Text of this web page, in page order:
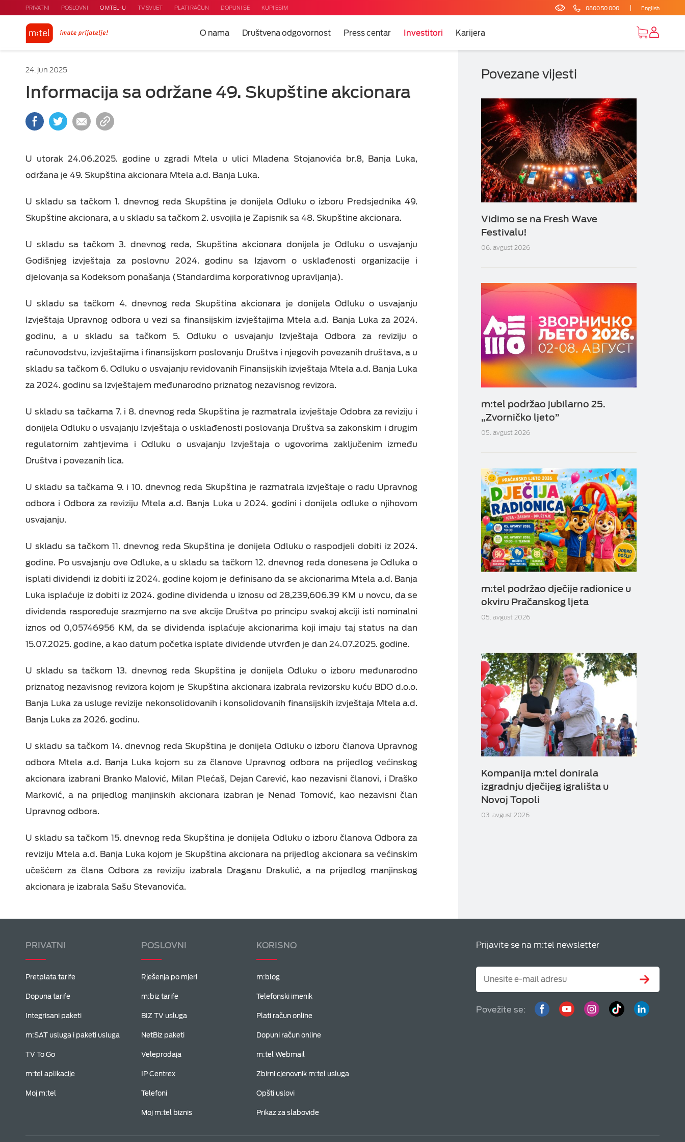
PRIVATNI POSLOVNI O MTEL-U TV SVIJET PLATI RAČUN DOPUNI SE KUPI ESIM 0800 50 000 English
O nama Društvena odgovornost Press centar Investitori Karijera
24. jun 2025
Infоrmаciја sа оdržаnе 49. Skupštine akcionara
U utorak 24.06.2025. godine u zgradi Mtela u ulici Mladena Stojanovića br.8, Banja Luka,
održana je 49. Skupština akcionara Mtela a.d. Banja Luka.
U skladu sa tačkom 1. dnevnog reda Skupština je donijela Odluku o izboru Predsjednika 49.
Skupštine akcionara, a u skladu sa tačkom 2. usvojila je Zapisnik sa 48. Skupštine akcionara.
U skladu sa tačkom 3. dnevnog reda, Skupština akcionara donijela je Odluku o usvajanju
Godišnjeg izvještaja za poslovnu 2024. godinu sa Izjavom o usklađenosti organizacije i
djelovanja sa Kodeksom ponašanja (Standardima korporativnog upravljanja).
U skladu sa tačkom 4. dnevnog reda Skupština akcionara je donijela Odluku o usvajanju
Izvještaja Upravnog odbora u vezi sa finansijskim izvještajima Mtela a.d. Banja Luka za 2024.
godinu, a u skladu sa tačkom 5. Odluku o usvajanju Izvještaja Odbora za reviziju o
računovodstvu, izvještajima i finansijskom poslovanju Društva i njegovih povezanih društava, a u
skladu sa tačkom 6. Odluku o usvajanju revidovanih Finansijskih izvještaja Mtela a.d. Banja Luka
za 2024. godinu sa Izvještajem međunarodno priznatog nezavisnog revizora.
U skladu sa tačkama 7. i 8. dnevnog reda Skupština je razmatrala izvještaje Odobra za reviziju i
donijela Odluku o usvajanju Izvještaja o usklađenosti poslovanja Društva sa zakonskim i drugim
regulatornim zahtjevima i Odluku o usvajanju Izvještaja o ugovorima zaključenim između
Društva i povezanih lica.
U skladu sa tačkama 9. i 10. dnevnog reda Skupština je razmatrala izvještaje o radu Upravnog
odbora i Odbora za reviziju Mtela a.d. Banja Luka u 2024. godini i donijela odluke o njihovom
usvajanju.
U skladu sa tačkom 11. dnevnog reda Skupština je donijela Odluku o raspodjeli dobiti iz 2024.
godine. Po usvajanju ove Odluke, a u skladu sa tačkom 12. dnevnog reda donesena je Odluka o
isplati dividendi iz dobiti iz 2024. godine kojom je definisano da se akcionarima Mtela a.d. Banja
Luka isplaćuje iz dobiti iz 2024. godine dividenda u iznosu od 28,239,606.39 KM u novcu, da se
dividenda raspoređuje srazmjerno na sve akcije Društva po principu svakoj akciji isti nominalni
iznos od 0,05746956 KM, da se dividenda isplaćuje akcionarima koji imaju taj status na dan
15.07.2025. godine, a kao datum početka isplate dividende utvrđen je dan 24.07.2025. godine.
U skladu sa tačkom 13. dnevnog reda Skupština je donijela Odluku o izboru međunarodno
priznatog nezavisnog revizora kojom je Skupština akcionara izabrala revizorsku kuću BDO d.o.o.
Banja Luka za usluge revizije nekonsolidovanih i konsolidovanih finansijskih izvještaja Mtela a.d.
Banja Luka za 2026. godinu.
U skladu sa tačkom 14. dnevnog reda Skupština je donijela Odluku o izboru članova Upravnog
odbora Mtela a.d. Banja Luka kojom su za članove Upravnog odbora na prijedlog većinskog
akcionara izabrani Branko Malović, Milan Plećaš, Dejan Carević, kao nezavisni članovi, i Draško
Marković, a na prijedlog manjinskih akcionara izabran je Nenad Tomović, kao nezavisni član
Upravnog odbora.
U skladu sa tačkom 15. dnevnog reda Skupština je donijela Odluku o izboru članova Odbora za
reviziju Mtela a.d. Banja Luka kojom je Skupština akcionara na prijedlog akcionara sa većinskim
učešćem za člana Odbora za reviziju izabrala Draganu Drakulić, a na prijedlog manjinskog
akcionara je izabrala Sašu Stevanovića.
Povezane vijesti
Vidimo se na Fresh Wave
Festivalu!
06. avgust 2026
m:tel podržao jubilarno 25.
„Zvorničko ljeto”
05. avgust 2026
m:tel podržao dječije radionice u
okviru Pračanskog ljeta
05. avgust 2026
Kompanija m:tel donirala
izgradnju dječijeg igrališta u
Novoj Topoli
03. avgust 2026
Prijavite se na m:tel newsletter
Povežite se:
PRIVATNI
Pretplata tarife
Dopuna tarife
Integrisani paketi
m:SAT usluga i paketi usluga
TV To Go
m:tel aplikacije
Moj m:tel
POSLOVNI
Rješenja po mjeri
m:biz tarife
BIZ TV usluga
NetBiz paketi
Veleprodaja
IP Centrex
Telefoni
Moj m:tel biznis
KORISNO
m:blog
Telefonski imenik
Plati račun online
Dopuni račun online
m:tel Webmail
Zbirni cjenovnik m:tel usluga
Opšti uslovi
Prikaz za slabovide